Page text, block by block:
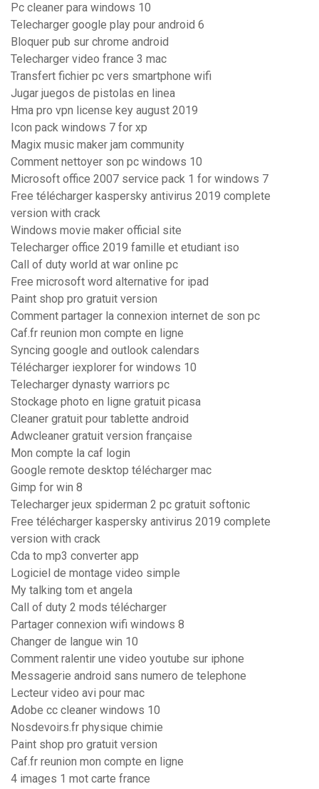
Pc cleaner para windows 10
Telecharger google play pour android 6
Bloquer pub sur chrome android
Telecharger video france 3 mac
Transfert fichier pc vers smartphone wifi
Jugar juegos de pistolas en linea
Hma pro vpn license key august 2019
Icon pack windows 7 for xp
Magix music maker jam community
Comment nettoyer son pc windows 10
Microsoft office 2007 service pack 1 for windows 7
Free télécharger kaspersky antivirus 2019 complete
version with crack
Windows movie maker official site
Telecharger office 2019 famille et etudiant iso
Call of duty world at war online pc
Free microsoft word alternative for ipad
Paint shop pro gratuit version
Comment partager la connexion internet de son pc
Caf.fr reunion mon compte en ligne
Syncing google and outlook calendars
Télécharger iexplorer for windows 10
Telecharger dynasty warriors pc
Stockage photo en ligne gratuit picasa
Cleaner gratuit pour tablette android
Adwcleaner gratuit version française
Mon compte la caf login
Google remote desktop télécharger mac
Gimp for win 8
Telecharger jeux spiderman 2 pc gratuit softonic
Free télécharger kaspersky antivirus 2019 complete
version with crack
Cda to mp3 converter app
Logiciel de montage video simple
My talking tom et angela
Call of duty 2 mods télécharger
Partager connexion wifi windows 8
Changer de langue win 10
Comment ralentir une video youtube sur iphone
Messagerie android sans numero de telephone
Lecteur video avi pour mac
Adobe cc cleaner windows 10
Nosdevoirs.fr physique chimie
Paint shop pro gratuit version
Caf.fr reunion mon compte en ligne
4 images 1 mot carte france